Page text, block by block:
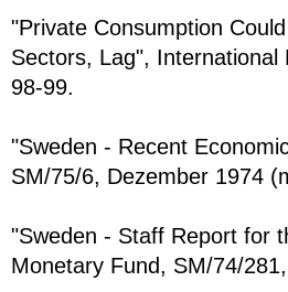
"Private Consumption
Sectors, Lag",
98-99.
"Sweden - Recent
SM/75/6, Dezember 1974
"Sweden - Staff Report for
Monetary Fund, SM/74/